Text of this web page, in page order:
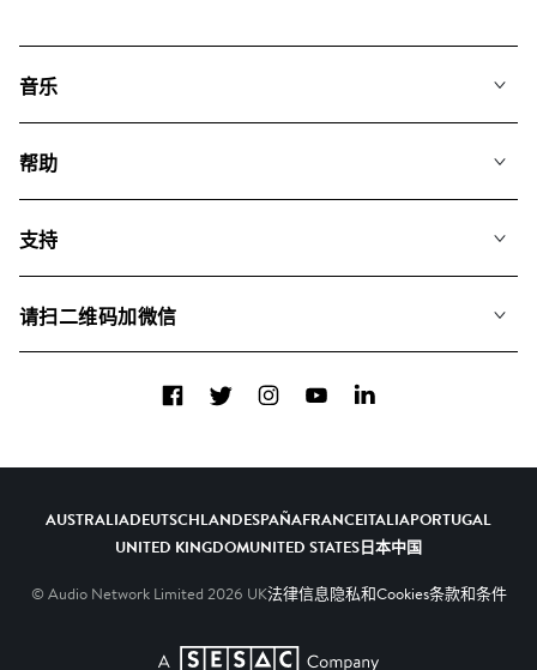
音乐
搜索
专辑
帮助
我们如何运用AI
支持
关于我们
请扫二维码加微信
FacebookTwitterInstagramYouTubeLinkedIn
AUSTRALIADEUTSCHLANDESPAÑAFRANCEITALIAPORTUGAL
UNITED KINGDOMUNITED STATES日本中国
© Audio Network Limited 2026 UK法律信息隐私和Cookies条款和条件
A SESAC Company